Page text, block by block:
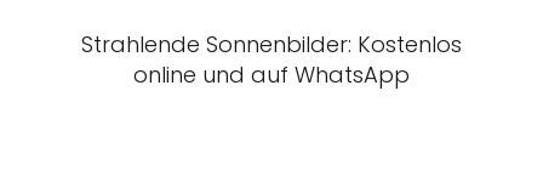
Strahlende Sonnenbilder: Kostenlos
online und auf WhatsApp